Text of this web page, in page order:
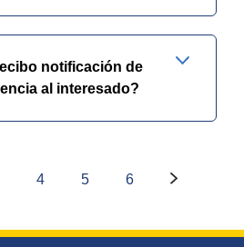
notificación de
al interesado?
4 5 6